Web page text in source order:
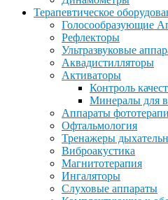
Терапевтическое
Голосообразующие
Рефлекторы
Ультразвуковые
Аквадистилляторы
Активаторы
Контроль
Минералы для
Аппараты
Офтальмология
Тренажеры
Виброакустика
Магнитотерапия
Ингаляторы
Слуховые аппараты